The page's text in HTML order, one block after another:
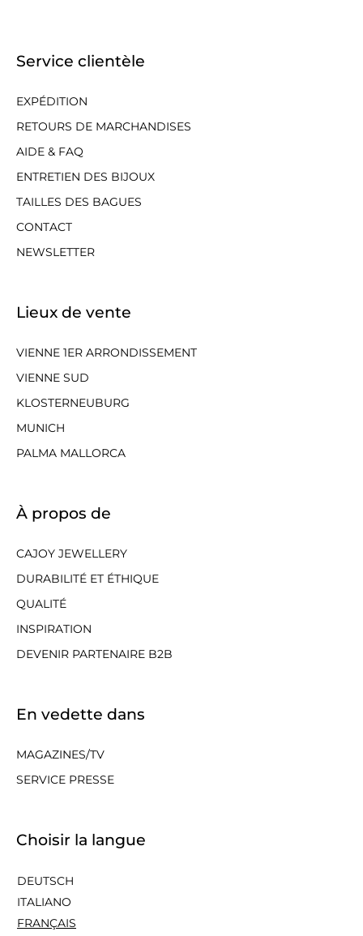
Service clientèle
EXPÉDITION
RETOURS DE MARCHANDISES
AIDE & FAQ
ENTRETIEN DES BIJOUX
TAILLES DES BAGUES
CONTACT
NEWSLETTER
Lieux de vente
VIENNE 1ER ARRONDISSEMENT
VIENNE SUD
KLOSTERNEUBURG
MUNICH
PALMA MALLORCA
À propos de
CAJOY JEWELLERY
DURABILITÉ ET ÉTHIQUE
QUALITÉ
INSPIRATION
DEVENIR PARTENAIRE B2B
En vedette dans
MAGAZINES/TV
SERVICE PRESSE
Choisir la langue
DEUTSCH
ITALIANO
FRANÇAIS